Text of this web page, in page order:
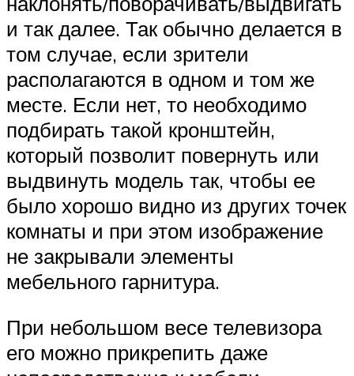
и так далее. Так обычно делается в
том случае, если зрители
располагаются в одном и том же
месте. Если нет, то необходимо
подбирать такой кронштейн,
который позволит повернуть или
выдвинуть модель так, чтобы ее
было хорошо видно из других точек
комнаты и при этом изображение
не закрывали элементы
мебельного гарнитура.
При небольшом весе телевизора
его можно прикрепить даже